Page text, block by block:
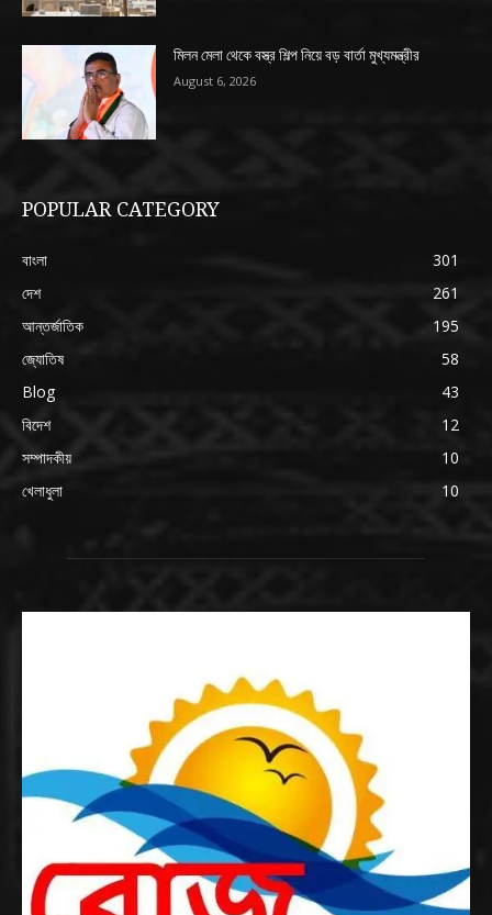
মিলন মেলা থেকে বস্ত্র শিল্প নিয়ে বড় বার্তা মুখ্যমন্ত্রীর
August 6, 2026
POPULAR CATEGORY
বাংলা
301
দেশ
261
আন্তর্জাতিক
195
জ্যোতিষ
58
Blog
43
বিদেশ
12
সম্পাদকীয়
10
খেলাধুলা
10